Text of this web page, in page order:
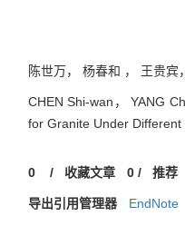
陈世万， 杨春和 ， 王贵
CHEN Shi-wan， YANG
for Granite Under
0 / 收藏文章 0/ 推荐
导出引用管理器 EndNote